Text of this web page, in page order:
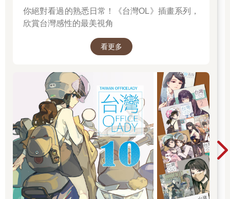
你絕對看過的熟悉日常！《台灣OL》插畫系列，
欣賞台灣感性的最美視角
看更多